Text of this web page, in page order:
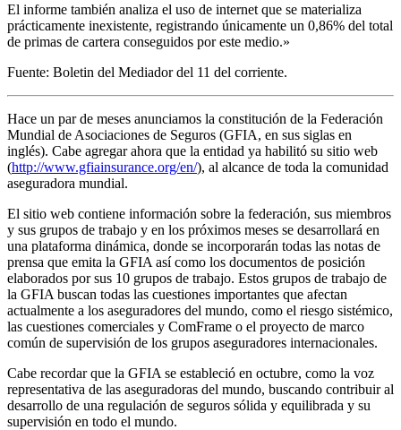
El informe también analiza el uso de internet que se materializa
prácticamente inexistente, registrando únicamente un 0,86% del total
de primas de cartera conseguidos por este medio.»
Fuente: Boletin del Mediador del 11 del corriente.
Hace un par de meses anunciamos la constitución de la Federación
Mundial de Asociaciones de Seguros (GFIA, en sus siglas en
inglés). Cabe agregar ahora que la entidad ya habilitó su sitio web
(http://www.gfiainsurance.org/en/), al alcance de toda la comunidad
aseguradora mundial.
El sitio web contiene información sobre la federación, sus miembros
y sus grupos de trabajo y en los próximos meses se desarrollará en
una plataforma dinámica, donde se incorporarán todas las notas de
prensa que emita la GFIA así como los documentos de posición
elaborados por sus 10 grupos de trabajo. Estos grupos de trabajo de
la GFIA buscan todas las cuestiones importantes que afectan
actualmente a los aseguradores del mundo, como el riesgo sistémico,
las cuestiones comerciales y ComFrame o el proyecto de marco
común de supervisión de los grupos aseguradores internacionales.
Cabe recordar que la GFIA se estableció en octubre, como la voz
representativa de las aseguradoras del mundo, buscando contribuir al
desarrollo de una regulación de seguros sólida y equilibrada y su
supervisión en todo el mundo.